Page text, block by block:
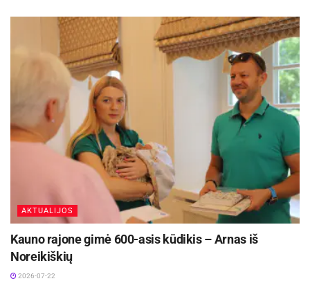
AKTUALIJOS
Kauno rajone gimė 600-asis kūdikis – Arnas iš
Noreikiškių
2026-07-22